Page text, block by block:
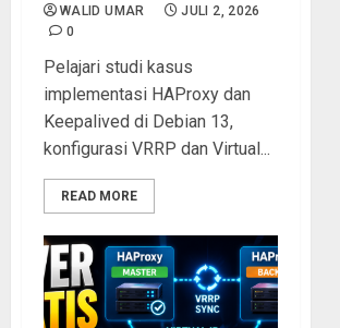
WALID UMAR
JULI 2, 2026
0
Pelajari studi kasus
implementasi HAProxy dan
Keepalived di Debian 13,
konfigurasi VRRP dan Virtual...
READ MORE